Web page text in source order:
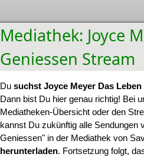
Mediathek: Joyce
Geniessen Stream
Du suchst Joyce Meyer Das
Dann bist Du hier genau richtig! Bei
Mediatheken-Übersicht oder den
kannst Du zukünftig alle Sendungen
Geniessen" in der Mediathek von
herunterladen. Fortsetzung folgt,